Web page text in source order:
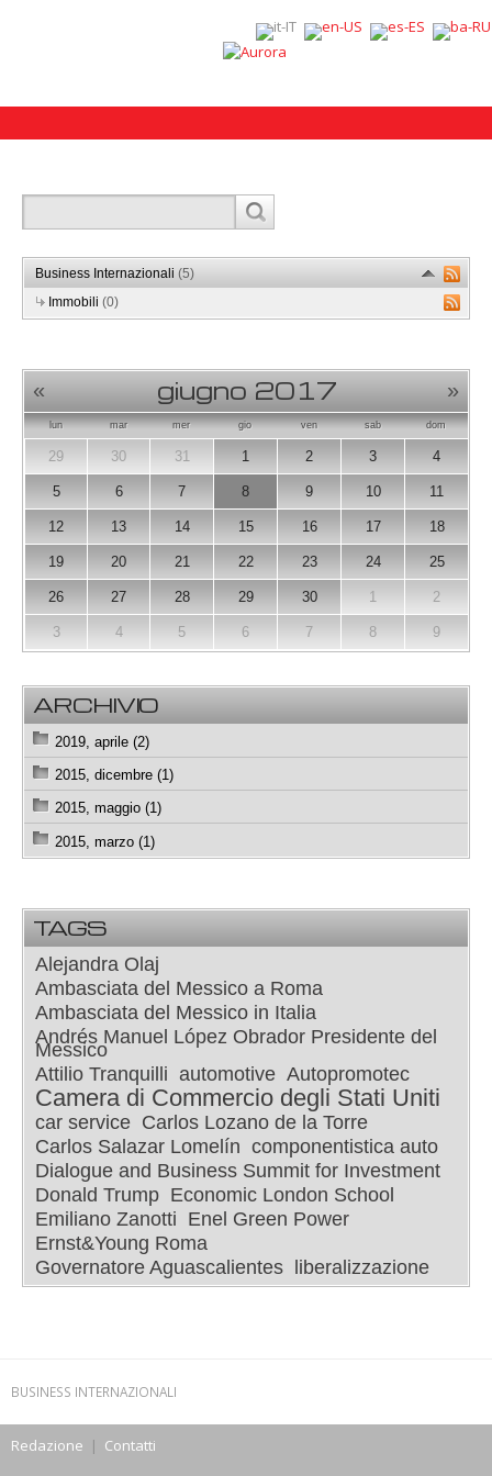
Business Internazionali (5)
Immobili (0)
« giugno 2017 »
lun mar mer gio ven sab dom
29 30 31 1 2 3 4
5 6 7 8 9 10 11
12 13 14 15 16 17 18
19 20 21 22 23 24 25
26 27 28 29 30 1 2
3 4 5 6 7 8 9
ARCHIVIO
2019, aprile (2)
2015, dicembre (1)
2015, maggio (1)
2015, marzo (1)
TAGS
Alejandra Olaj
Ambasciata del Messico a Roma
Ambasciata del Messico in Italia
Andrés Manuel López Obrador Presidente del
Messico
Attilio Tranquilli automotive Autopromotec
Camera di Commercio degli Stati Uniti
car service Carlos Lozano de la Torre
Carlos Salazar Lomelín componentistica auto
Dialogue and Business Summit for Investment
Donald Trump Economic London School
Emiliano Zanotti Enel Green Power
Ernst&Young Roma
Governatore Aguascalientes
liberalizzazione
BUSINESS INTERNAZIONALI
Redazione | Contatti